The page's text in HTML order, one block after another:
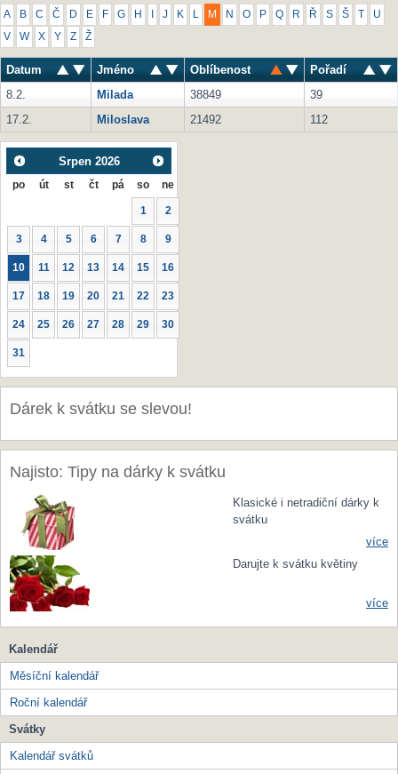
A B C Č D E F G H J K M N O P Q R Ř S Š U
V W X Y Z Ž
Datum Jméno Oblíbenost
Pořadí
8.2.
Milada 38849
39
17.2.
Miloslava 21492 112
Srpen 2026
po út st čt pá so ne
1 2
3 4 5 6 7 8 9
10 11 12 13 14 15 16
17 18 19 20 21 22 23
24 25 26 27 28 29 30
31
Dárek k svátku se slevou!
Najisto: Tipy na dárky k svátku
Klasické i netradiční dárky k
svátku
více
Darujte k svátku květiny
více
Kalendář
Měsíční kalendář
Roční kalendář
Svátky
Kalendář svátků